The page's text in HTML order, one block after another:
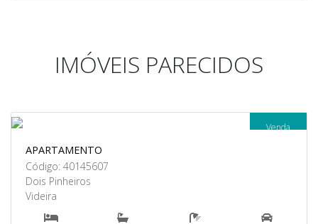
IMÓVEIS PARECIDOS
Venda
APARTAMENTO
Código: 40145607
Dois Pinheiros
Videira